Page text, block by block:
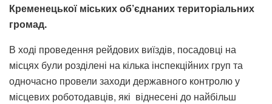
Кременецької міських об’єднаних територіальних
громад.
В ході проведення рейдових виїздів, посадовці на
місцях були розділені на кілька інспекційних груп та
одночасно провели заходи державного контролю у
місцевих роботодавців, які віднесені до найбільш